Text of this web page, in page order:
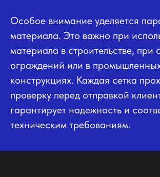
Особое внимание уделяется
материала. Это важно при
материала в строительстве, при
ограждений или в
конструкциях. Каждая сетка
проверку перед отправкой
гарантирует надежность и
техническим требованиям.